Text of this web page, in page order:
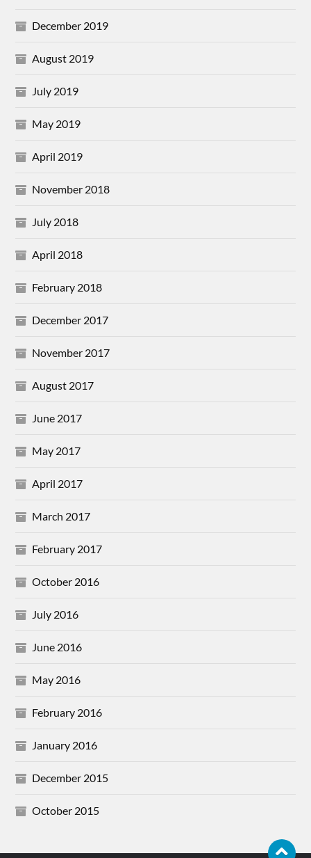
December 2019
August 2019
July 2019
May 2019
April 2019
November 2018
July 2018
April 2018
February 2018
December 2017
November 2017
August 2017
June 2017
May 2017
April 2017
March 2017
February 2017
October 2016
July 2016
June 2016
May 2016
February 2016
January 2016
December 2015
October 2015